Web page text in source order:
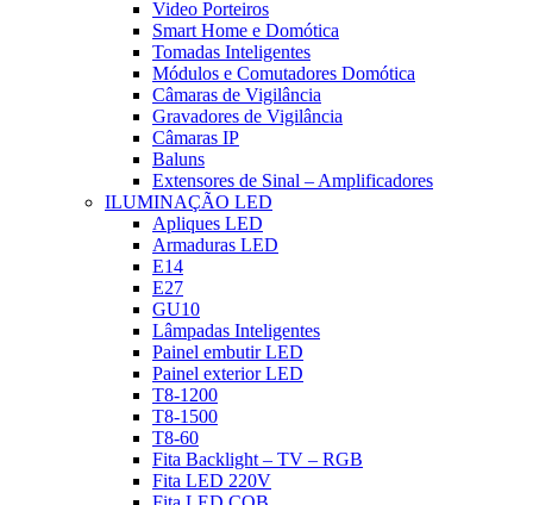
Video Porteiros
Smart Home e Domótica
Tomadas Inteligentes
Módulos e Comutadores Domótica
Câmaras de Vigilância
Gravadores de Vigilância
Câmaras IP
Baluns
Extensores de Sinal – Amplificadores
ILUMINAÇÃO LED
Apliques LED
Armaduras LED
E14
E27
GU10
Lâmpadas Inteligentes
Painel embutir LED
Painel exterior LED
T8-1200
T8-1500
T8-60
Fita Backlight – TV – RGB
Fita LED 220V